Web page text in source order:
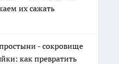
их сажать
- сокровище
как превратить